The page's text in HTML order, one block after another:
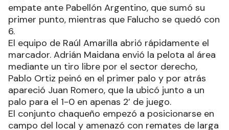
empate ante Pabellón Argentino, que sumó su
primer punto, mientras que Falucho se quedó con
6.
El equipo de Raúl Amarilla abrió rápidamente el
marcador. Adrián Maidana envió la pelota al área
mediante un tiro libre por el sector derecho,
Pablo Ortiz peinó en el primer palo y por atrás
apareció Juan Romero, que la ubicó junto a un
palo para el 1-0 en apenas 2’ de juego.
El conjunto chaqueño empezó a posicionarse en
campo del local y amenazó con remates de larga